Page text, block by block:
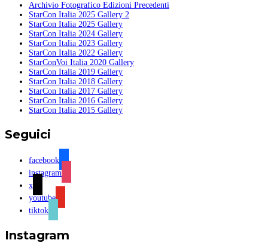
Archivio Fotografico Edizioni Precedenti
StarCon Italia 2025 Gallery 2
StarCon Italia 2025 Gallery
StarCon Italia 2024 Gallery
StarCon Italia 2023 Gallery
StarCon Italia 2022 Gallery
StarConVoi Italia 2020 Gallery
StarCon Italia 2019 Gallery
StarCon Italia 2018 Gallery
StarCon Italia 2017 Gallery
StarCon Italia 2016 Gallery
StarCon Italia 2015 Gallery
Seguici
facebook
instagram
x
youtube
tiktok
Instagram